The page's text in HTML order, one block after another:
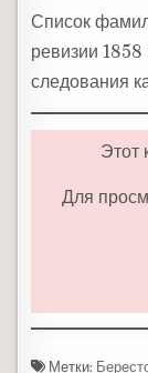
Список
ревизии
следования
Этот
Для
Метки: